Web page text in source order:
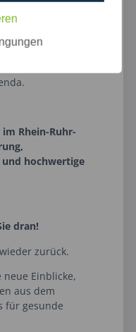
Rhein-Ruhr-
und hochwertige
dran!
zurück.
neue Einblicke,
aus dem
für gesunde